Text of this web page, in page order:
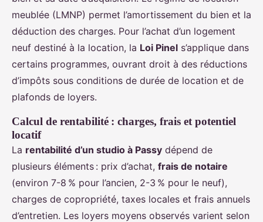
meublée (LMNP) permet l’amortissement du bien et la
déduction des charges. Pour l’achat d’un logement
neuf destiné à la location, la Loi Pinel s’applique dans
certains programmes, ouvrant droit à des réductions
d’impôts sous conditions de durée de location et de
plafonds de loyers.
Calcul de rentabilité : charges, frais et potentiel
locatif
La rentabilité d’un studio à Passy dépend de
plusieurs éléments : prix d’achat, frais de notaire
(environ 7-8 % pour l’ancien, 2-3 % pour le neuf),
charges de copropriété, taxes locales et frais annuels
d’entretien. Les loyers moyens observés varient selon